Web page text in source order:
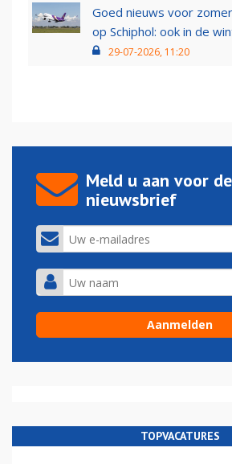
Goed nieuws voor
op Schiphol: ook in de
29-07-2026, 11:20
Meld u aan voor de
nieuwsbrief
TOPVACATURES